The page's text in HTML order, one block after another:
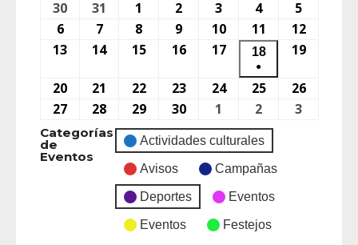
30
31 1 2 3 4
5
6
7 8 9 10 11
12
13
14 15 16 17 18
●
19
20 21 22 23 24 25
26
27
28 29 30 1 2 3
Categorías
de
Eventos
Actividades culturales
Avisos Campañas
Deportes Eventos
Eventos Festejos